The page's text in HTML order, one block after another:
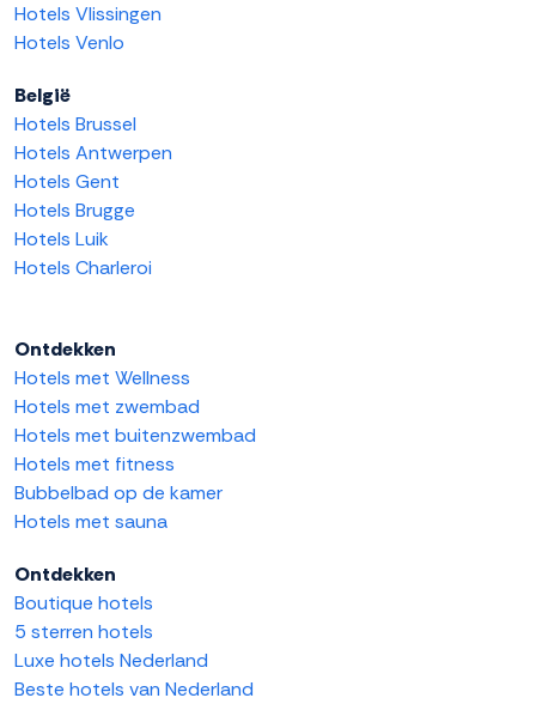
Hotels Vlissingen
Hotels Venlo
België
Hotels Brussel
Hotels Antwerpen
Hotels Gent
Hotels Brugge
Hotels Luik
Hotels Charleroi
Ontdekken
Hotels met Wellness
Hotels met zwembad
Hotels met buitenzwembad
Hotels met fitness
Bubbelbad op de kamer
Hotels met sauna
Ontdekken
Boutique hotels
5 sterren hotels
Luxe hotels Nederland
Beste hotels van Nederland